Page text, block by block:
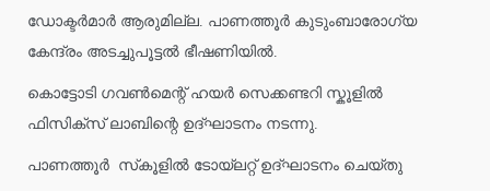
ഡോക്ടർമാർ ആരുമില്ല. പാണത്തൂർ കുടുംബാരോഗ്യ
കേന്ദ്രം അടച്ചുപൂട്ടൽ ഭീഷണിയിൽ.
കൊട്ടോടി ഗവൺമെന്റ് ഹയർ സെക്കണ്ടറി സ്കൂളിൽ
ഫിസിക്സ് ലാബിന്റെ ഉദ്ഘാടനം നടന്നു.
പാണത്തൂർ സ്‌കൂളിൽ ടോയ്ലറ്റ് ഉദ്ഘാടനം ചെയ്തു